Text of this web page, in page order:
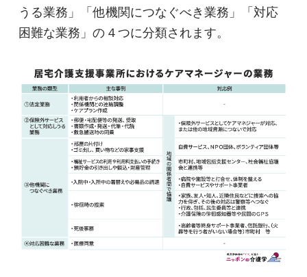
うる業務」「他機関につなぐべき業務」「対応
困難な業務」の４つに分類されます。